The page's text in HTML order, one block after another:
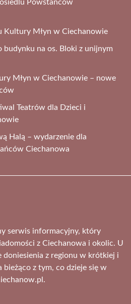
Powstańców
Kultury Młyn w Ciechanowie
budynku na os. Bloki z unijnym
Młyn w Ciechanowie – nowe
Teatrów dla Dzieci i
Halą – wydarzenie dla
Ciechanowa
serwis informacyjny, który
z Ciechanowa i okolic. U
doniesienia z regionu w krótkiej i
z tym, co dzieje się w